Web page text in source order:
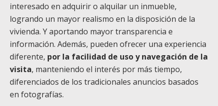
interesado en adquirir o alquilar un inmueble,
logrando un mayor realismo en la disposición de la
vivienda. Y aportando mayor transparencia e
información. Además, pueden ofrecer una experiencia
diferente, por la facilidad de uso y navegación de la
visita, manteniendo el interés por más tiempo,
diferenciados de los tradicionales anuncios basados
en fotografías.